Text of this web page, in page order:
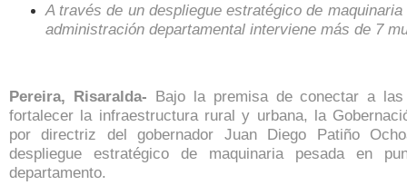
A través de un despliegue estratégico de
administración departamental interviene más de 7
Pereira, Risaralda- Bajo la premisa de conectar a
fortalecer la infraestructura rural y urbana, la
por directriz del gobernador Juan Diego Patiño
despliegue estratégico de maquinaria pesada en
departamento.